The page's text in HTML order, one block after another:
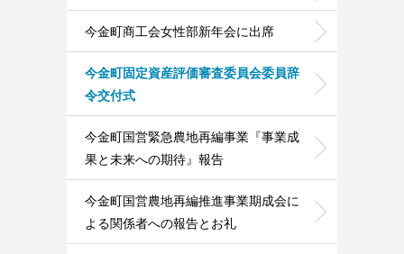
今金町商工会女性部新年会に出席
今金町固定資産評価審査委員会委員辞
令交付式
今金町国営緊急農地再編事業『事業成
果と未来への期待』報告
今金町国営農地再編推進事業期成会に
よる関係者への報告とお礼